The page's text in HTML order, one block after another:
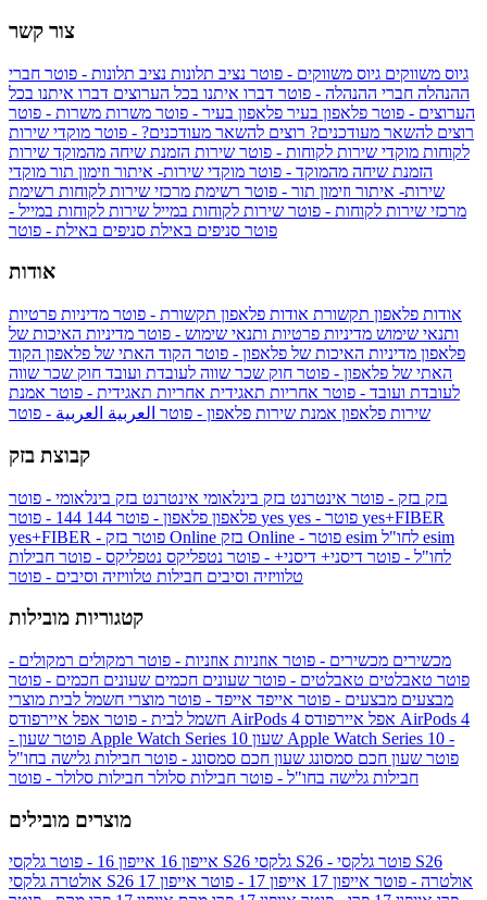
צור קשר
גיוס משווקים גיוס משווקים - פוטר נציב תלונות נציב תלונות - פוטר חברי
ההנהלה חברי ההנהלה - פוטר דברו איתנו בכל הערוצים דברו איתנו בכל
הערוצים - פוטר פלאפון בעיר פלאפון בעיר - פוטר משרות משרות - פוטר
רוצים להשאר מעודכנים? רוצים להשאר מעודכנים? - פוטר מוקדי שירות
לקוחות מוקדי שירות לקוחות - פוטר שירות הזמנת שיחה מהמוקד שירות
הזמנת שיחה מהמוקד - פוטר מוקדי שירות- איתור וזימון תור מוקדי
שירות- איתור וזימון תור - פוטר רשימת מרכזי שירות לקוחות רשימת
מרכזי שירות לקוחות - פוטר שירות לקוחות במייל שירות לקוחות במייל -
פוטר סניפים באילת סניפים באילת - פוטר
אודות
אודות פלאפון תקשורת אודות פלאפון תקשורת - פוטר מדיניות פרטיות
ותנאי שימוש מדיניות פרטיות ותנאי שימוש - פוטר מדיניות האיכות של
פלאפון מדיניות האיכות של פלאפון - פוטר הקוד האתי של פלאפון הקוד
האתי של פלאפון - פוטר חוק שכר שווה לעובדת ועובד חוק שכר שווה
לעובדת ועובד - פוטר אחריות תאגידית אחריות תאגידית - פוטר אמנת
שירות פלאפון אמנת שירות פלאפון - פוטר العربية العربية - פוטר
קבוצת בזק
בזק בזק - פוטר אינטרנט בזק בינלאומי אינטרנט בזק בינלאומי - פוטר
פלאפון פלאפון - פוטר 144 yes
yes+FIBER
yes+FIBER - פוטר בזק Online
esim
לחו"ל - פוטר דיסני+ דיסני+ - פוטר נטפליקס נטפליקס - פוטר חבילות
טלוויזיה וסיבים חבילות טלוויזיה וסיבים - פוטר
קטגוריות מובילות
מכשירים מכשירים - פוטר אוזניות אוזניות - פוטר רמקולים רמקולים -
פוטר טאבלטים טאבלטים - פוטר שעונים חכמים שעונים חכמים - פוטר
מבצעים מבצעים - פוטר אייפד אייפד - פוטר מוצרי חשמל לבית מוצרי
חשמל לבית - פוטר אפל איירפודס AirPods 4 אפל איירפודס AirPods 4
- פוטר שעון Apple Watch Series 10 שעון Apple Watch Series 10 -
פוטר שעון חכם סמסונג שעון חכם סמסונג - פוטר חבילות גלישה בחו"ל
חבילות גלישה בחו"ל - פוטר חבילות סלולר חבילות סלולר - פוטר
מוצרים מובילים
אייפון 16 אייפון 16 - פוטר גלקסי S26 גלקסי S26 - פוטר גלקסי S26
אולטרה
גלקסי S26 אולטרה - פוטר אייפון 17 אייפון 17 - פוטר
אייפון 17